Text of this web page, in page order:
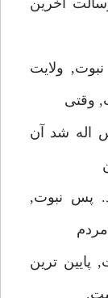
آخرين
ولايت
وقتى
اله شد آن
پس نبوت,
ترين